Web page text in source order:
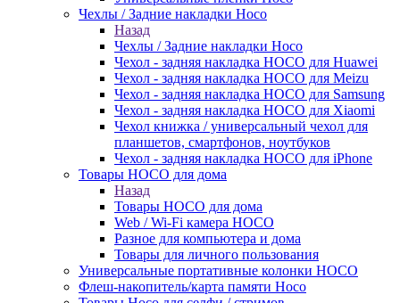
Чехлы / Задние накладки Hoco
Назад
Чехлы / Задние накладки Hoco
Чехол - задняя накладка HOCO для Huawei
Чехол - задняя накладка HOCO для Meizu
Чехол - задняя накладка HOCO для Samsung
Чехол - задняя накладка HOCO для Xiaomi
Чехол книжка / универсальный чехол для
планшетов, смартфонов, ноутбуков
Чехол - задняя накладка HOCO для iPhone
Товары HOCO для дома
Назад
Товары HOCO для дома
Web / Wi-Fi камера HOCO
Разное для компьютера и дома
Товары для личного пользования
Универсальные портативные колонки HOCO
Флеш-накопитель/карта памяти Hoco